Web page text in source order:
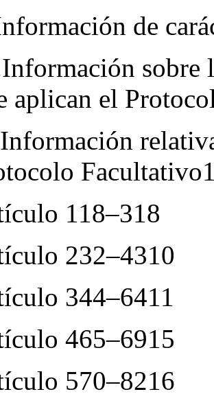
de
sobre
aplican el
118–318
232–4310
344–6411
465–6915
570–8216